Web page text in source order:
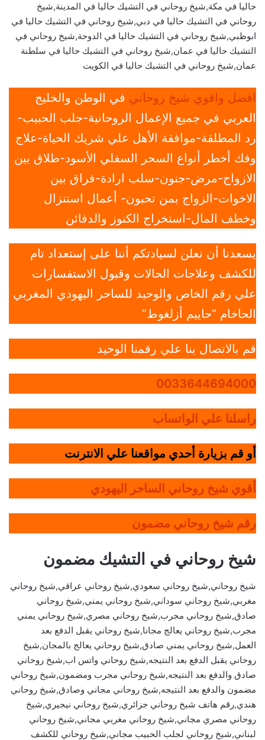
حاليا في مكة,شيخ روحاني في التشيك حاليا في المدينة,شيخ
روحاني في التشيك حاليا في دبي,شيخ روحاني في التشيك حاليا في
ابوظبي,شيخ روحاني في التشيك حاليا في الدوحة,شيخ روحاني في
التشيك حاليا في عمان,شيخ روحاني في التشيك حاليا في سلطنة
عمان,شيخ روحاني في التشيك حاليا في الكويت
افضل واقوي شيخ روحاني في الوطن والخليج
العربي في جميع الإعمال الروحانية-جلب الحبيب-
رد المطلقة-موافقة الأهل علي شريك الحياة-علاج
وفك أخطر أنواع السحر السفلي الأسود-طلاق بين
الازواج-مرض-جنون-سلب ارادة-فراق بين
الاخوات-الزواج بمن تحبون- أعمال استنزال
وخطف المال-استخراج الكنوز والدفائن
يسعدنا أن نعلن لسيادتكم أننا على إستعداد تام
للكشف وعلاجات الحالات وقبول الاستفسارات
علي رقم الخاص والوحيد للساحر اليهودي المغربي
الحاخام “حاييم أزلغوط”
قم بالاتصال بنا علي رقمنا الوحيد
0033644694000
راسلنا علي الواتساب
أو قم بزيارة أحدي مواقعنا علي الانترنت
أقوي شيخ روحاني الساحر اليهودي
رقم شيخ روحاني مضمون
شيخ روحاني في التشيك مضمون
شيخ روحاني,شيخ روحاني سعودي,شيخ روحاني عراقي,شيخ روحاني
مغربي,شيخ روحاني سوداني,شيخ روحاني يمني,شيخ روحاني
صادق,شيخ روحاني مجرب,شيخ روحاني مصري,شيخ روحاني يمني
مجرب,شيخ روحاني يعالج مجانا,شيخ روحاني يقبل الدفع بعد
العمل,شيخ روحاني يمني صادق,شيخ روحاني يعالج بالمجان,شيخ
روحاني يقبل الدفع بعد النتيجه,شيخ روحاني واتس اب,شيخ روحاني
صادق والدفع بعد النتيجه,شيخ روحاني مجرب ومضمون,شيخ روحاني
مضمون والدفع بعد النتيجه,شيخ روحاني مجاني وصادق,شيخ روحاني
هندي,رقم هاتف شيخ روحاني جزائري,شيخ روحاني نيجيري,شيخ
روحاني مصري مجاني,شيخ روحاني مغربي مجاني,شيخ روحاني
لبناني,شيخ روحاني لجلب الحبيب مجاني,شيخ روحاني للكشف